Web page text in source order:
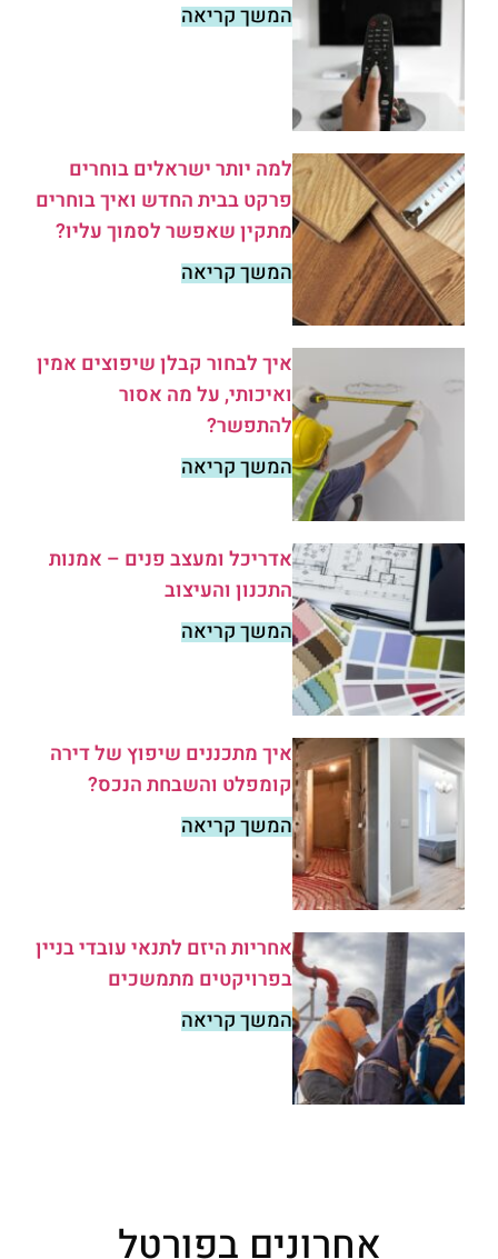
המשך קריאה
למה יותר ישראלים בוחרים
פרקט בבית החדש ואיך בוחרים
מתקין שאפשר לסמוך עליו?
המשך קריאה
איך לבחור קבלן שיפוצים אמין
ואיכותי, על מה אסור
להתפשר?
המשך קריאה
אדריכל ומעצב פנים – אמנות
התכנון והעיצוב
המשך קריאה
איך מתכננים שיפוץ של דירה
קומפלט והשבחת הנכס?
המשך קריאה
אחריות היזם לתנאי עובדי בניין
בפרויקטים מתמשכים
המשך קריאה
אחרונים בפורטל